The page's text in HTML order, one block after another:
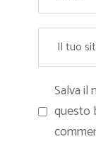
Salva il
questo